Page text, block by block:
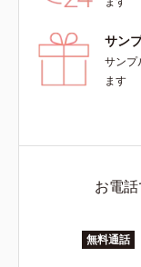
サン
サンプ
ます
お電
無料通話